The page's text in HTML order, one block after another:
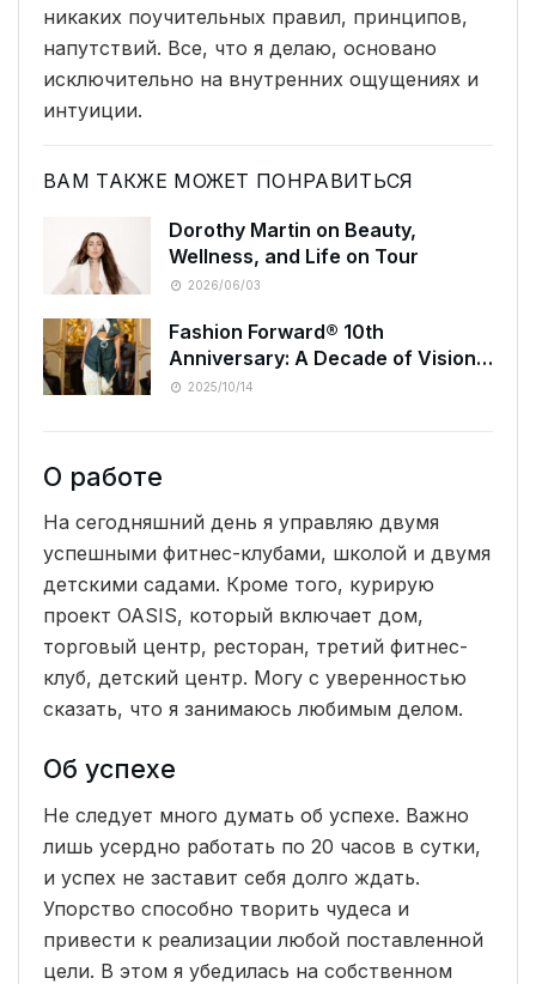
никаких поучительных правил, принципов,
напутствий. Все, что я делаю, основано
исключительно на внутренних ощущениях и
интуиции.
ВАМ ТАКЖЕ МОЖЕТ ПОНРАВИТЬСЯ
Dorothy Martin on Beauty,
Wellness, and Life on Tour
2026/06/03
Fashion Forward® 10th
Anniversary: A Decade of Vision
and Heritage Shines at Hôtel Le
2025/10/14
О работе
На сегодняшний день я управляю двумя
успешными фитнес-клубами, школой и двумя
детскими садами. Кроме того, курирую
проект OASIS, который включает дом,
торговый центр, ресторан, третий фитнес-
клуб, детский центр. Могу с уверенностью
сказать, что я занимаюсь любимым делом.
Об успехе
Не следует много думать об успехе. Важно
лишь усердно работать по 20 часов в сутки,
и успех не заставит себя долго ждать.
Упорство способно творить чудеса и
привести к реализации любой поставленной
цели. В этом я убедилась на собственном